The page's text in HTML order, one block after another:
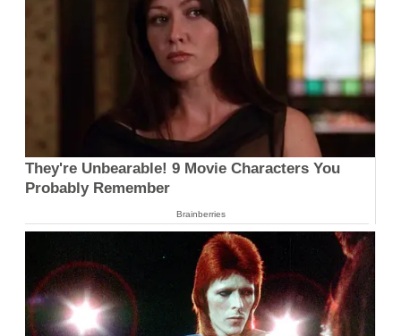
They're Unbearable! 9 Movie Characters You
Probably Remember
Brainberries